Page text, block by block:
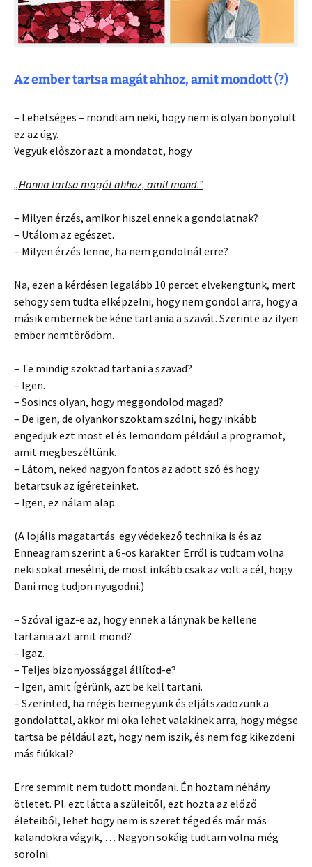
Az ember tartsa magát ahhoz, amit mondott (?)
– Lehetséges – mondtam neki, hogy nem is olyan bonyolult
ez az ügy.
Vegyük először azt a mondatot, hogy
„Hanna tartsa magát ahhoz, amit mond.”
– Milyen érzés, amikor hiszel ennek a gondolatnak?
– Utálom az egészet.
– Milyen érzés lenne, ha nem gondolnál erre?
Na, ezen a kérdésen legalább 10 percet elvekengtünk, mert
sehogy sem tudta elképzelni, hogy nem gondol arra, hogy a
másik embernek be kéne tartania a szavát. Szerinte az ilyen
ember nemtörődöm.
– Te mindig szoktad tartani a szavad?
– Igen.
– Sosincs olyan, hogy meggondolod magad?
– De igen, de olyankor szoktam szólni, hogy inkább
engedjük ezt most el és lemondom például a programot,
amit megbeszéltünk.
– Látom, neked nagyon fontos az adott szó és hogy
betartsuk az ígéreteinket.
– Igen, ez nálam alap.
(A lojális magatartás egy védekező technika is és az
Enneagram szerint a 6-os karakter. Erről is tudtam volna
neki sokat mesélni, de most inkább csak az volt a cél, hogy
Dani meg tudjon nyugodni.)
– Szóval igaz-e az, hogy ennek a lánynak be kellene
tartania azt amit mond?
– Igaz.
– Teljes bizonyossággal állítod-e?
– Igen, amit ígérünk, azt be kell tartani.
– Szerinted, ha mégis bemegyünk és eljátszadozunk a
gondolattal, akkor mi oka lehet valakinek arra, hogy mégse
tartsa be például azt, hogy nem iszik, és nem fog kikezdeni
más fiúkkal?
Erre semmit nem tudott mondani. Én hoztam néhány
ötletet. Pl. ezt látta a szüleitől, ezt hozta az előző
életeiből, lehet hogy nem is szeret téged és már más
kalandokra vágyik, … Nagyon sokáig tudtam volna még
sorolni.